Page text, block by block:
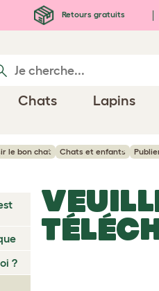
Retours gratuits
Chats Lapins
le bon chat Chats et enfants
?